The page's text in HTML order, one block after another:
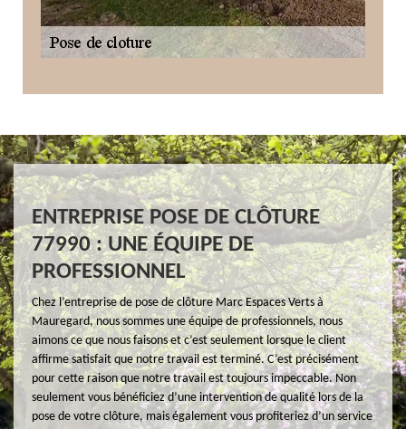
ENTREPRISE POSE DE CLÔTURE
77990 : UNE ÉQUIPE DE
PROFESSIONNEL
Chez l’entreprise de pose de clôture Marc Espaces Verts à
Mauregard, nous sommes une équipe de professionnels, nous
aimons ce que nous faisons et c’est seulement lorsque le client
affirme satisfait que notre travail est terminé. C’est précisément
pour cette raison que notre travail est toujours impeccable. Non
seulement vous bénéficiez d’une intervention de qualité lors de la
pose de votre clôture, mais également vous profiteriez d’un service